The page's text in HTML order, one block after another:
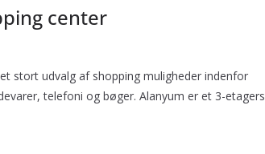
center
stort udvalg af shopping muligheder indenfor
telefoni og bøger. Alanyum er et 3-etagers